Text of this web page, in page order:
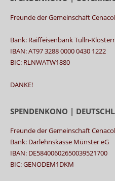
Freunde der Gemeinschaft
Bank: Raiffeisenbank Tulln-
IBAN: AT97 3288 0000 0430 1222
BIC: RLNWATW1880
DANKE!
SPENDENKONO |
Freunde der Gemeinschaft
Bank: Darlehnskasse Münster eG
IBAN: DE58400602650039521700
BIC: GENODEM1DKM